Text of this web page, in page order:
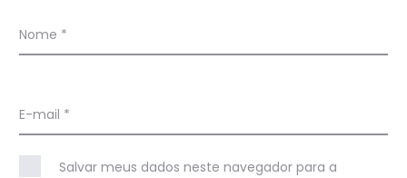
Nome *
E-mail *
Salvar meus dados neste navegador para a